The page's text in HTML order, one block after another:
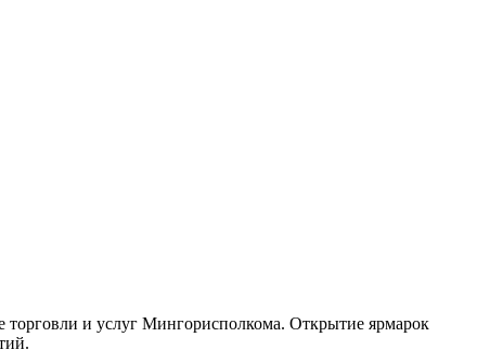
торговли и услуг Мингорисполкома. Открытие ярмарок